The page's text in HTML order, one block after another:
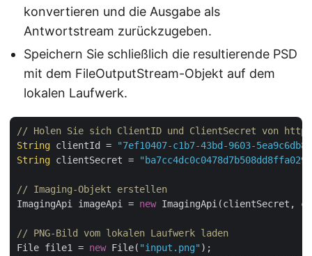
konvertieren und die Ausgabe als
Antwortstream zurückzugeben.
Speichern Sie schließlich die resultierende PSD
mit dem FileOutputStream-Objekt auf dem
lokalen Laufwerk.
// Holen Sie sich ClientID und ClientSecret von
String clientId =
"7ef10407-c1b7-43bd-9603-
String clientSecret =
// Imaging-Objekt erstellen
ImagingApi imageApi = new ImagingApi(clientSecret,
// PNG-Bild vom lokalen Laufwerk laden
File file1 = new File( "input.png" );